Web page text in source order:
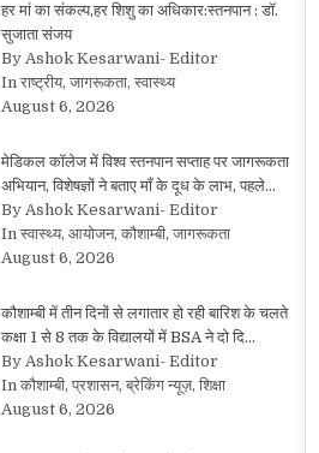
हर मां का संकल्प,हर शिशु का अधिकार:स्तनपान : डॉ.
सुजाता संजय
By Ashok Kesarwani- Editor
In राष्ट्रीय, जागरूकता, स्वास्थ्य
August 6, 2026
मेडिकल कॉलेज में विश्व स्तनपान सप्ताह पर जागरूकता
अभियान, विशेषज्ञों ने बताए माँ के दूध के लाभ, पहले…
By Ashok Kesarwani- Editor
In स्वास्थ्य, आयोजन, कौशाम्बी, जागरूकता
August 6, 2026
कौशाम्बी में तीन दिनों से लगातार हो रही बारिश के चलते
कक्षा 1 से 8 तक के विद्यालयों में BSA ने दो दि…
By Ashok Kesarwani- Editor
In कौशाम्बी, प्रशासन, ब्रेकिंग न्यूज़, शिक्षा
August 6, 2026